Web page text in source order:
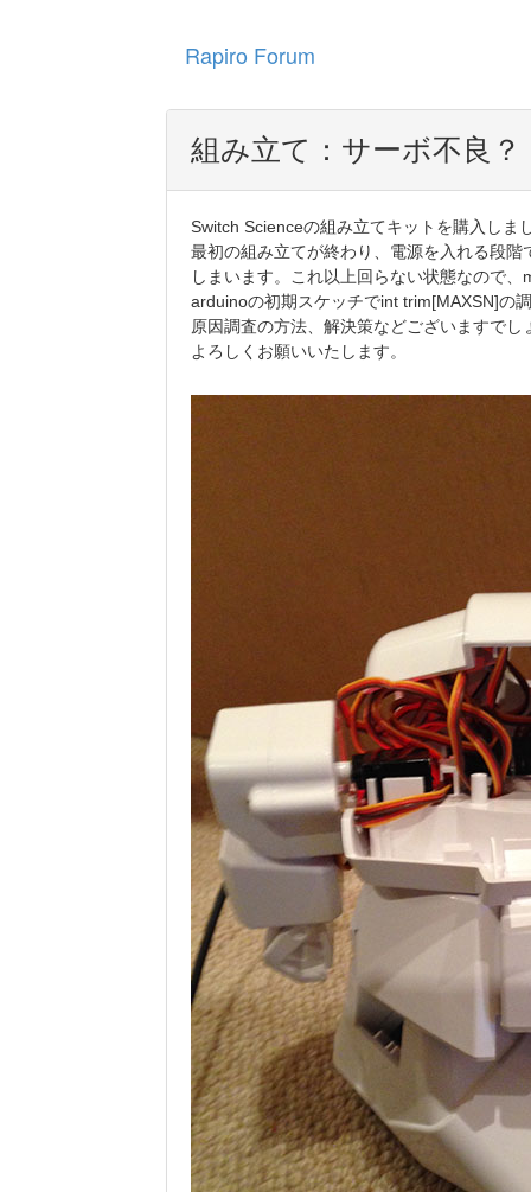
Rapiro Forum
組み立て：サーボ不良？
Switch Scienceの組み立てキットを購入しま
最初の組み立てが終わり、電源を入れる段
しまいます。これ以上回らない状態なので
arduinoの初期スケッチでint trim[MAXSN]の
原因調査の方法、解決策などございますでし
よろしくお願いいたします。